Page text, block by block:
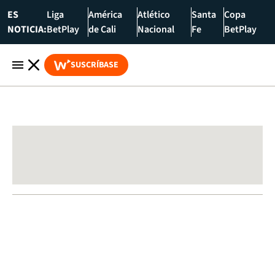
ES
NOTICIA:
Liga
BetPlay
América
de Cali
Atlético
Nacional
Santa
Fe
Copa
BetPlay
SUSCRÍBASE